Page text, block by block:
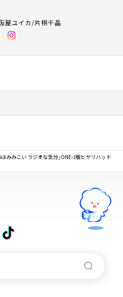
屋ユイカ/片桐千晶
みみこい ラジオな気分」ONE-J版ヒヤリハット